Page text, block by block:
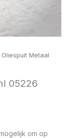
Metaal
05226
om op